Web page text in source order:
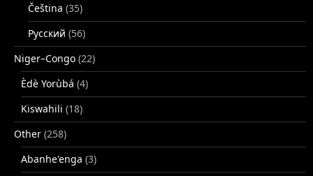
Čeština (35)
Русский (56)
Niger–Congo (22)
Èdè Yorùbá (4)
Kiswahili (18)
Other (258)
Abanhe'enga (3)